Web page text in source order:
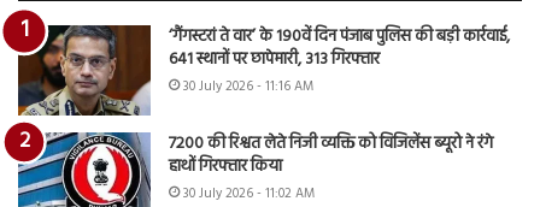
‘गैंगस्टरां ते वार’ के 190वें दिन पंजाब पुलिस की बड़ी कार्रवाई,
641 स्थानों पर छापेमारी, 313 गिरफ्तार
30 July 2026 - 11:16 AM
7200 की रिश्वत लेते निजी व्यक्ति को विजिलेंस ब्यूरो ने रंगे
हाथों गिरफ्तार किया
30 July 2026 - 11:02 AM